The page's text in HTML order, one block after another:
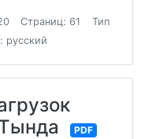
Страниц: 61
Тип
русский
PDF